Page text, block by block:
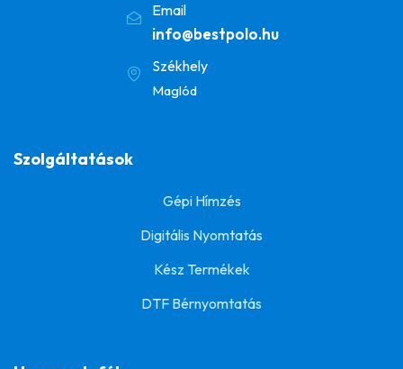
Email
info@bestpolo.hu
Székhely
Maglód
Szolgáltatások
Gépi Hímzés
Digitális Nyomtatás
Kész Termékek
DTF Bérnyomtatás